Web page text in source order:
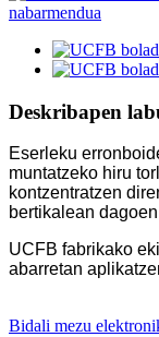
Deskribapen
Eserleku
muntatzeko hiru
kontzentratzen
bertikalean
UCFB fabrikako
abarretan
Bidali mezu